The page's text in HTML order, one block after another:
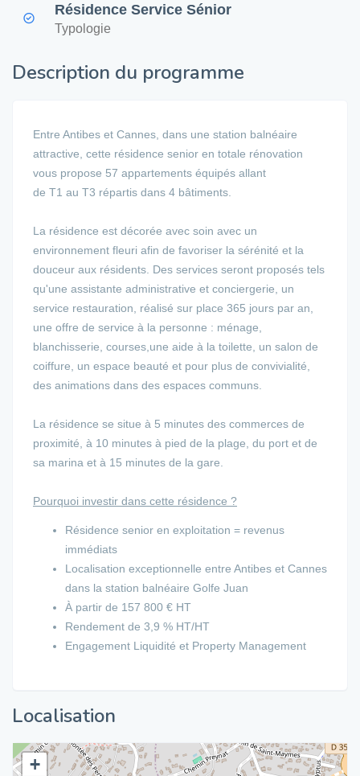
Résidence Service Sénior
Typologie
Description du programme
Entre Antibes et Cannes, dans une station balnéaire
attractive, cette résidence senior en totale rénovation
vous propose 57 appartements équipés allant
de T1 au T3 répartis dans 4 bâtiments.
La résidence est décorée avec soin avec un
environnement fleuri afin de favoriser la sérénité et la
douceur aux résidents. Des services seront proposés tels
qu'une assistante administrative et conciergerie, un
service restauration, réalisé sur place 365 jours par an,
une offre de service à la personne : ménage,
blanchisserie, courses,une aide à la toilette, un salon de
coiffure, un espace beauté et pour plus de convivialité,
des animations dans des espaces communs.
La résidence se situe à 5 minutes des commerces de
proximité, à 10 minutes à pied de la plage, du port et de
sa marina et à 15 minutes de la gare.
Pourquoi investir dans cette résidence ?
Résidence senior en exploitation = revenus
immédiats
Localisation exceptionnelle entre Antibes et Cannes
dans la station balnéaire Golfe Juan
À partir de 157 800 € HT
Rendement de 3,9 % HT/HT
Engagement Liquidité et Property Management
Localisation
+